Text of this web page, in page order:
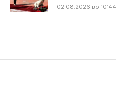
02.08.2026 во 10:44